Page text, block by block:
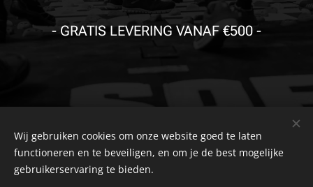
-GRATIS LEVERING VANAF €500 -
voorbehouden. Powered by
Wij gebruiken cookies om onze website goed te laten
functioneren en te beveiligen, en om je de best mogelijke
gebruikerservaring te bieden.